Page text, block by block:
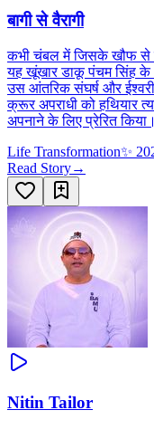
बागी से वैरागी
कभी चंबल में जिसके खौफ से
यह खूंखार डाकू पंचम सिंह के
उस आंतरिक संघर्ष और
क्रूर अपराधी को हथियार
अपनाने के लिए प्रेरित किया।
Life Transformation✨
Read Story→
Nitin Tailor